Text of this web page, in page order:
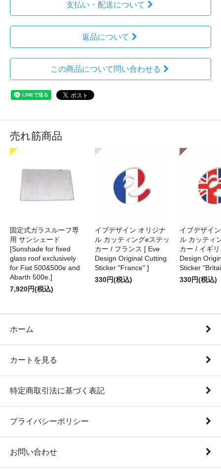
支払い・配送について
返品について
この商品について問い合わせる
売れ筋商品
固定式ガラスルーフ専
用 サンシェード
[Sunshade for fixed
glass roof exclusively
for Fiat 500&500e and
Abarth 500e.]
7,920円(税込)
イブデザイン オリジナ
ル カッティングeステッ
カー / フランス [ Eve
Design Original Cutting
Sticker "France" ]
330円(税込)
イブデザイ
ル カッティ
カー / イギ
Design
Sticker
330円(税込)
ホーム
カートを見る
特定商取引法に基づく表記
プライバシーポリシー
お問い合わせ